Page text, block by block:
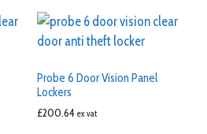
Probe 6 Door Vision Panel
Lockers
£200.64 ex vat